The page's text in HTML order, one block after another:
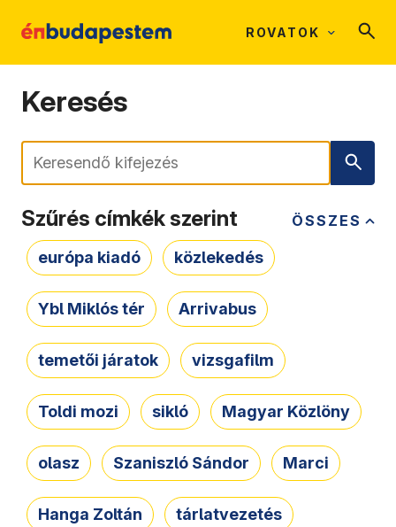
ROVATOK
Keresés
Keresés
ÖSSZES
Szűrés címkék szerint
európa kiadó közlekedés
Ybl Miklós tér Arrivabus
temetői járatok vizsgafilm
Toldi mozi sikló Magyar Közlöny
olasz Szaniszló Sándor Marci
Hanga Zoltán tárlatvezetés